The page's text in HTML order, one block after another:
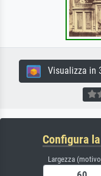
Visualizza in
Configura
Largezza